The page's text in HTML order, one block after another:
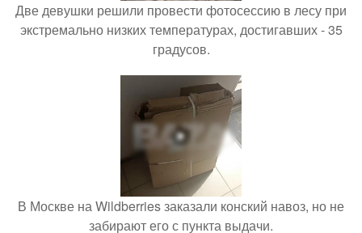
Две девушки решили провести фотосессию в лесу при
экстремально низких температурах, достигавших - 35
градусов.
В Москве на Wildberries заказали конский навоз, но не
забирают его с пункта выдачи.